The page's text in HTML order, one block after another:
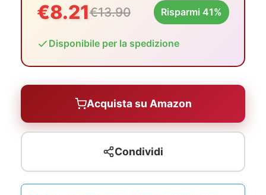
€8.21€13.90 Risparmi 41%
Disponibile per la spedizione
Acquista su Amazon
Condividi